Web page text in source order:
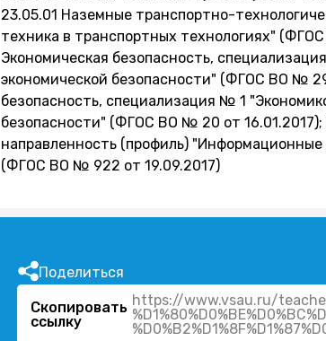
23.05.01 Наземные транспортно-
техника в транспортных технологиях"
Экономическая безопасность,
экономической безопасности" (ФГОС ВО №
безопасность, специализация № 1
безопасности" (ФГОС ВО № 20 от
направленность (профиль)
(ФГОС ВО № 922 от 19.09.2017)
Поделиться
Скопировать
ссылку
https://www.vsau.ru/teacher/